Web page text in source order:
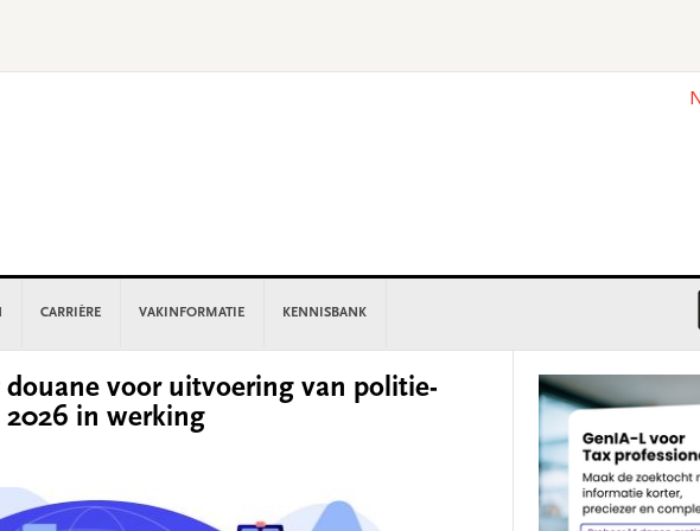
CARRIÈRE VAKINFORMATIE KENNISBANK
voor uitvoering van politie-
in werking
Sidebar